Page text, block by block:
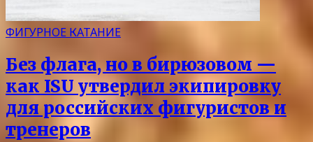
ФИГУРНОЕ КАТАНИЕ
Без флага, но в бирюзовом —
как ISU утвердил экипировку
для российских фигуристов и
тренеров